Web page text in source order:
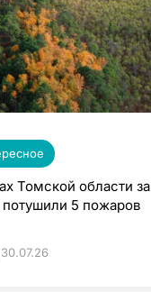
Томской области за
потушили 5 пожаров